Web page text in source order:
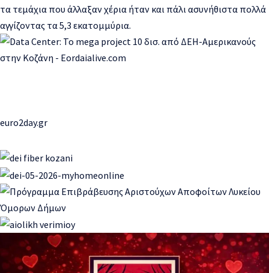
τα τεμάχια που άλλαξαν χέρια ήταν και πάλι ασυνήθιστα πολλά
αγγίζοντας τα 5,3 εκατομμύρια.
euro2day.gr